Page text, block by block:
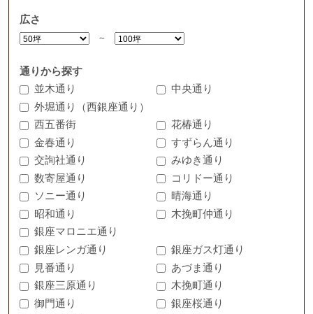
広さ
～
通りから探す
並木通り
中央通り
外堀通り（西銀座通り）
西五番街
花椿通り
金春通り
すずらん通り
交詢社通り
みゆき通り
数寄屋通り
コリドー通り
ソニー通り
晴海通り
昭和通り
木挽町仲通り
銀座マロニエ通り
銀座レンガ通り
銀座ガス灯通り
見番通り
あづま通り
銀座三原通り
木挽町通り
御門通り
銀座桜通り